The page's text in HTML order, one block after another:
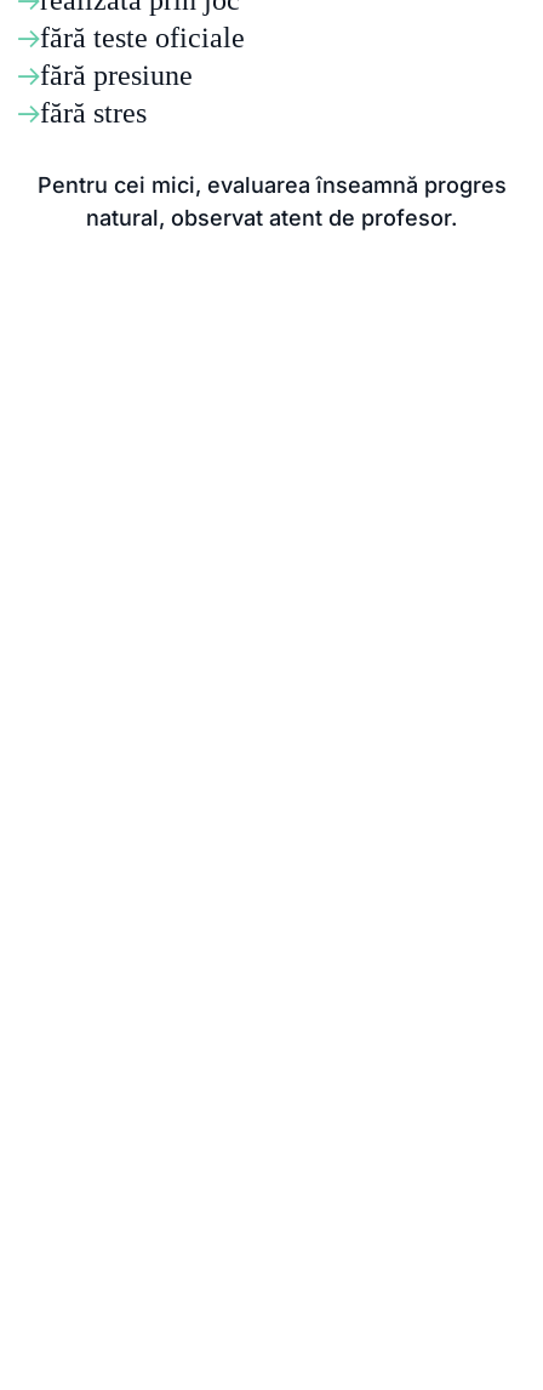
fără teste oficiale
fără presiune
fără stres
Pentru cei mici, evaluarea înseamnă progres
natural, observat atent de profesor.